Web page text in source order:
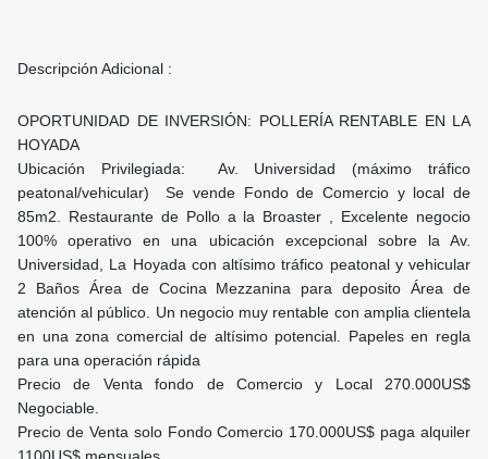
Descripción Adicional :
OPORTUNIDAD DE INVERSIÓN: POLLERÍA RENTABLE EN LA
HOYADA
Ubicación Privilegiada: Av. Universidad (máximo tráfico
peatonal/vehicular) Se vende Fondo de Comercio y local de
85m2. Restaurante de Pollo a la Broaster , Excelente negocio
100% operativo en una ubicación excepcional sobre la Av.
Universidad, La Hoyada con altísimo tráfico peatonal y vehicular
2 Baños Área de Cocina Mezzanina para deposito Área de
atención al público. Un negocio muy rentable con amplia clientela
en una zona comercial de altísimo potencial. Papeles en regla
para una operación rápida
Precio de Venta fondo de Comercio y Local 270.000US$
Negociable.
Precio de Venta solo Fondo Comercio 170.000US$ paga alquiler